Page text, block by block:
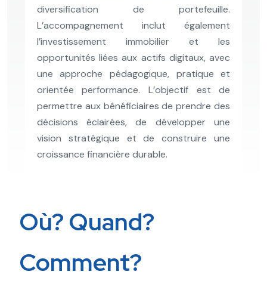
diversification de portefeuille.
L’accompagnement inclut également
l’investissement immobilier et les
opportunités liées aux actifs digitaux, avec
une approche pédagogique, pratique et
orientée performance. L’objectif est de
permettre aux bénéficiaires de prendre des
décisions éclairées, de développer une
vision stratégique et de construire une
croissance financière durable.
Où? Quand?
Comment?